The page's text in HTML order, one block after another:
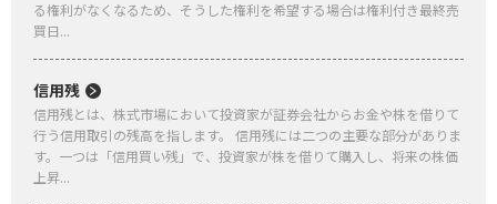
る権利がなくなるため、そうした権利を希望する場合は権利付き最終売
買日...
信用残
信用残とは、株式市場において投資家が証券会社からお金や株を借りて
行う信用取引の残高を指します。 信用残には二つの主要な部分がありま
す。一つは「信用買い残」で、投資家が株を借りて購入し、将来の株価
上昇...